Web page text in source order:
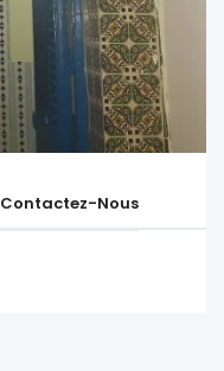
Contactez-Nous